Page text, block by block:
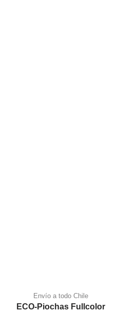
Envío a todo Chile
ECO-Piochas Fullcolor